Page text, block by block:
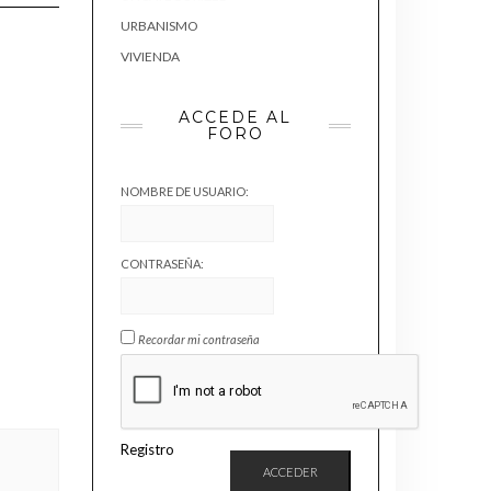
URBANISMO
VIVIENDA
ACCEDE AL
FORO
NOMBRE DE USUARIO:
CONTRASEÑA:
Recordar mi contraseña
ACCEDER
Registro